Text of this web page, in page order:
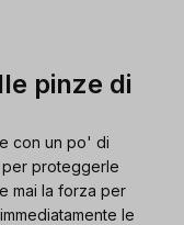
pinze di
con un po' di
proteggerle
mai la forza per
le